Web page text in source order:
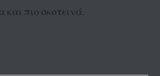
και πιο σκοτεινά.